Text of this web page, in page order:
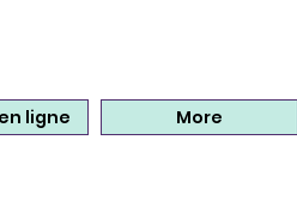
ligne More